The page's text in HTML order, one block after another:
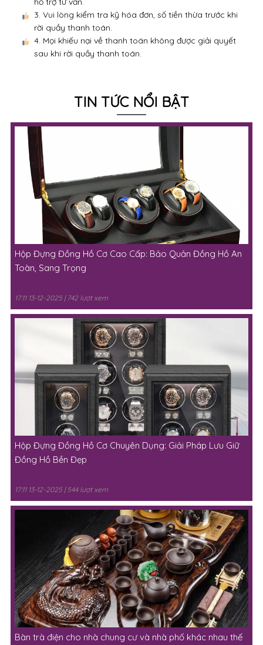
3. Vui lòng kiểm tra kỹ hóa đơn, số tiền thừa trước khi
rời quầy thanh toán.
4. Mọi khiếu nại về thanh toán không được giải quyết
sau khi rời quầy thanh toán.
TIN TỨC NỔI BẬT
Hộp Đựng Đồng Hồ Cơ Cao Cấp: Bảo Quản Đồng Hồ An
Toàn, Sang Trọng
17:11 13-12-2025 | 742 lượt xem
Hộp Đựng Đồng Hồ Cơ Chuyên Dụng: Giải Pháp Lưu Giữ
Đồng Hồ Bền Đẹp
17:11 13-12-2025 | 544 lượt xem
Bàn trà điện cho nhà chung cư và nhà phố khác nhau thế